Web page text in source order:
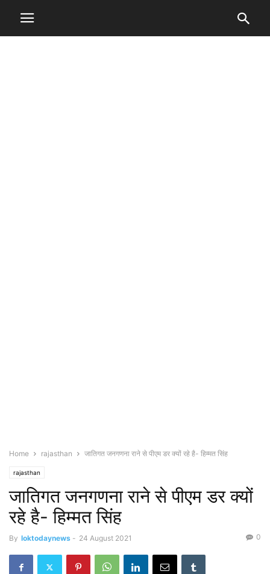
Home rajasthan जातिगत जनगणना राने से पीएम डर क्यों रहे है- हिम्मत सिंह
rajasthan
जातिगत जनगणना राने से पीएम डर क्यों
रहे है- हिम्मत सिंह
By loktodaynews - 24 August 2021 0